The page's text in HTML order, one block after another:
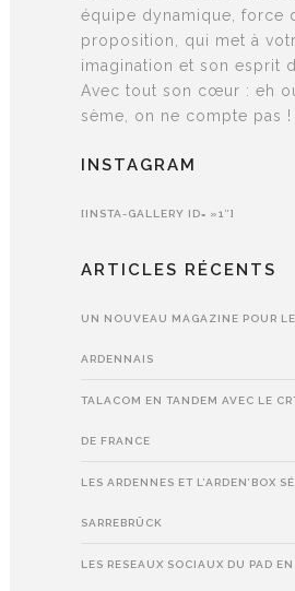
équipe dynamique, force
proposition, qui met à
imagination et son esprit
Avec tout son cœur : eh
sème, on ne compte pas !
INSTAGRAM
[INSTA-GALLERY ID= »1″]
ARTICLES RÉCENTS
UN NOUVEAU MAGAZINE POUR
ARDENNAIS
TALACOM EN TANDEM AVEC LE
DE FRANCE
LES ARDENNES ET L’ARDEN’BOX
SARREBRÜCK
LES RESEAUX SOCIAUX DU PAD